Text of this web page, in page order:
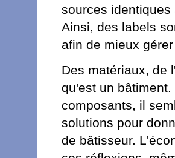
sources
Ainsi, des labels
afin de mieux
Des matériaux, de
qu'est un
composants, il
solutions pour
de bâtisseur.